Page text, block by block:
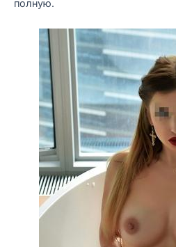
полную.